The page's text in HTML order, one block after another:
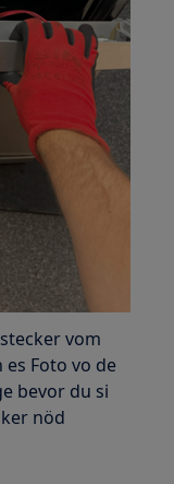
vom
es Foto vo de
bevor du si
nöd